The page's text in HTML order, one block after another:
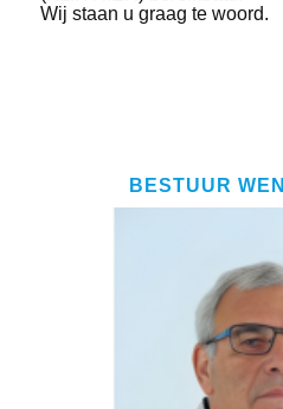
Wij staan u graag te woord.
BESTUUR